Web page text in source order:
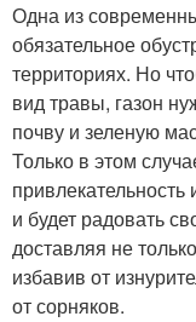
Одна из
обязательное
территориях. Но
вид травы, газон
почву и зеленую
Только в этом
привлекательность
и будет радовать
доставляя не
избавив от
от сорняков.